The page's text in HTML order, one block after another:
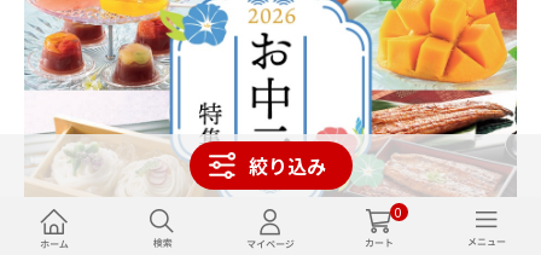
0
絞り込み